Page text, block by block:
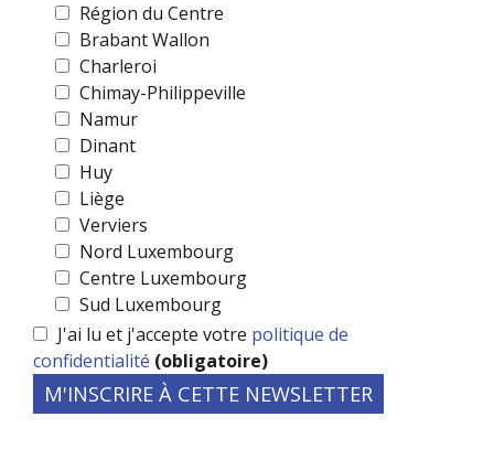
Région du Centre
Brabant Wallon
Charleroi
Chimay-Philippeville
Namur
Dinant
Huy
Liège
Verviers
Nord Luxembourg
Centre Luxembourg
Sud Luxembourg
J'ai lu et j'accepte votre politique de
confidentialité (obligatoire)